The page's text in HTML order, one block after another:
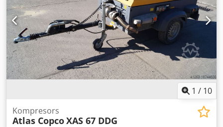
1 / 10
Kompresors
Atlas CopcoXAS 67 DDG